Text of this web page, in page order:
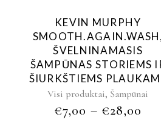
KEVIN MURPHY
SMOOTH.AGAIN.WASH,
ŠVELNINAMASIS
ŠAMPŪNAS STORIEMS
ŠIURKŠTIEMS
Visi produktai, Šampūnai
€7,00 – €28,00